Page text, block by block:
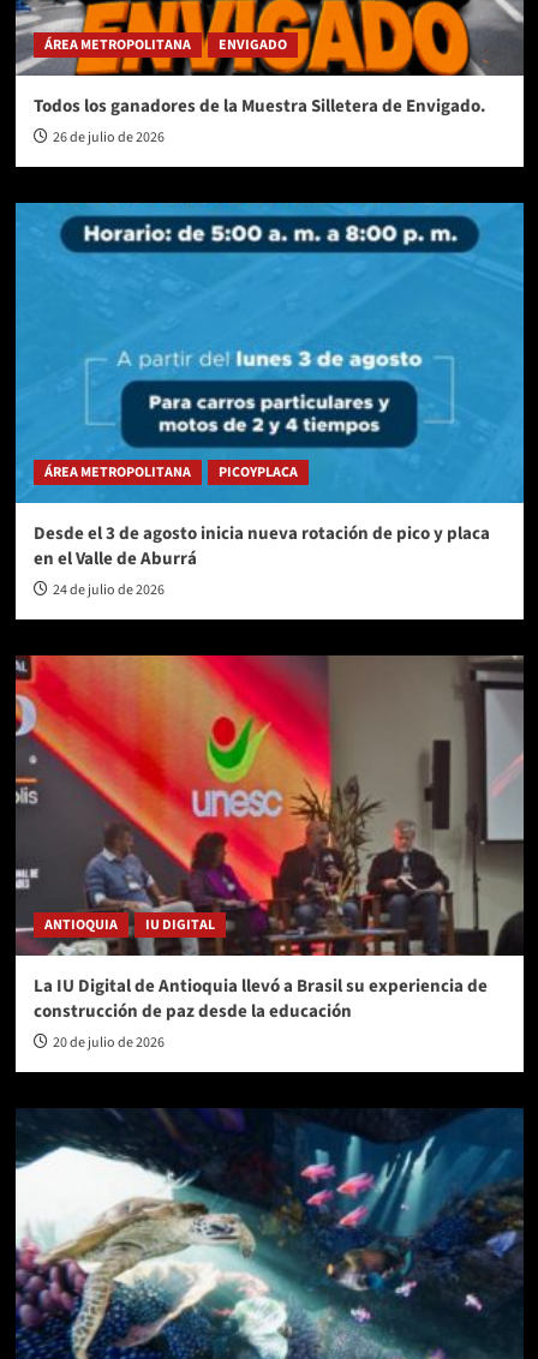
ÁREA METROPOLITANA ENVIGADO
Todos los ganadores de la Muestra Silletera de Envigado.
26 de julio de 2026
ÁREA METROPOLITANA PICOYPLACA
Desde el 3 de agosto inicia nueva rotación de pico y placa
en el Valle de Aburrá
24 de julio de 2026
ANTIOQUIA IU DIGITAL
La IU Digital de Antioquia llevó a Brasil su experiencia de
construcción de paz desde la educación
20 de julio de 2026